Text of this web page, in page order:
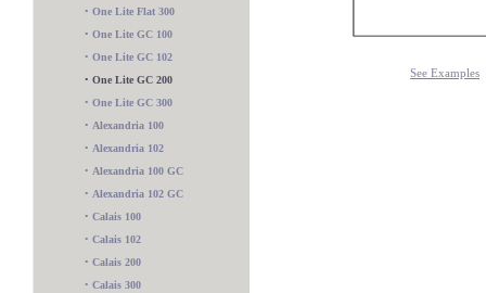
• One Lite Flat 300
• One Lite GC 100
• One Lite GC 102
• One Lite GC 200
• One Lite GC 300
• Alexandria 100
• Alexandria 102
• Alexandria 100 GC
• Alexandria 102 GC
• Calais 100
• Calais 102
• Calais 200
• Calais 300
See Examples